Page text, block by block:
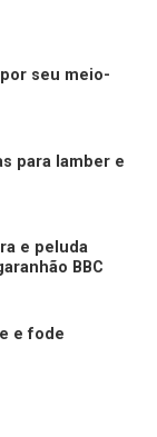
seu meio-
para lamber e
e peluda
BBC
e fode